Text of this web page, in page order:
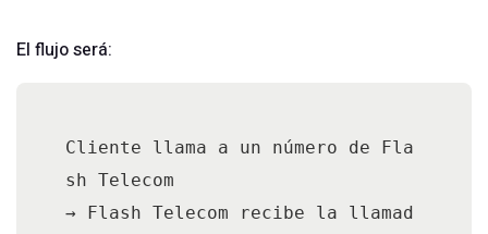
El flujo será:
Cliente llama a un número de Fla
sh Telecom
→ Flash Telecom recibe la llamad